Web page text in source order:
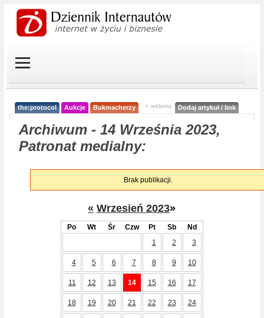
the:protocol Aukcje Bukmacherzy < reklama Dodaj artykuł / link
Archiwum - 14 Września 2023,
Patronat medialny:
Brak publikacji.
« Wrzesień 2023»
Po Wt Śr Czw Pt Sb
Nd
1
2 3
4 5 6 7 8 9 10
11 12 13 14 15 16 17
18 19 20 21 22 23 24